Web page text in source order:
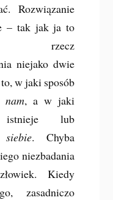
Rozwiązanie
– tak jak ja to
rzecz
niejako dwie
w jaki sposób
nam, a w jaki
lub
. Chyba
niezbadania
Kiedy
zasadniczo